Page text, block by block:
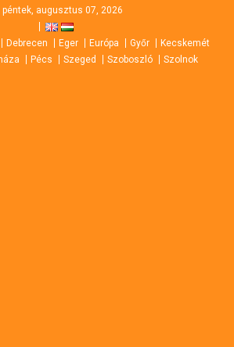
péntek, augusztus 07, 2026
Debrecen Eger Európa Győr
Kecskemét
Pécs Szeged Szoboszló Szolnok